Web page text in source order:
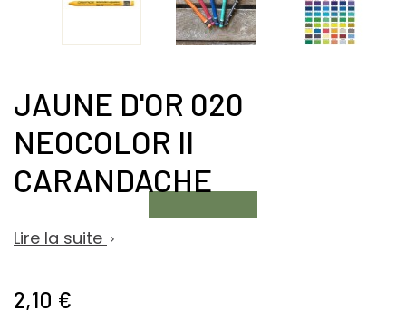
JAUNE D'OR 020
NEOCOLOR II
CARANDACHE
Lire la suite 
2,10 €